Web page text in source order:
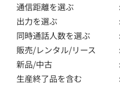
通信距離を選ぶ
出力を選ぶ
同時通話人数を選ぶ
販売/レンタル/リース
新品/中古
生産終了品を含む